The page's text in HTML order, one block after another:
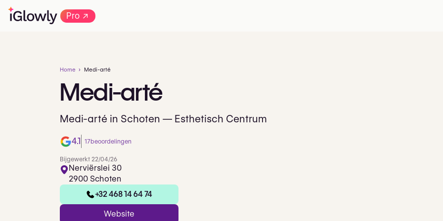
Pro→
Home Medi-arté
Medi-arté
Medi-arté in Schoten — Esthetisch Centrum
4.1 17beoordelingen
Bijgewerkt 22/04/26
Nerviërslei 30
2900 Schoten
+32 468 14 64 74
Website